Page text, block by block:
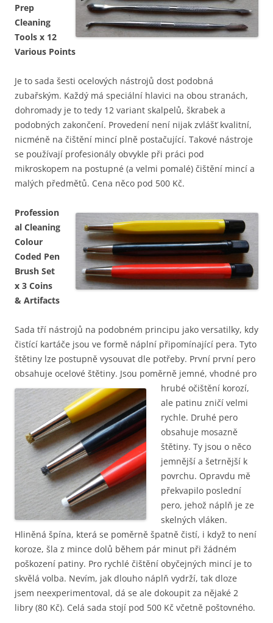
Prep
Cleaning
Tools x 12
Various Points
Je to sada šesti ocelových nástrojů dost podobná
zubařským. Každý má speciální hlavici na obou stranách,
dohromady je to tedy 12 variant skalpelů, škrabek a
podobných zakončení. Provedení není nijak zvlášť kvalitní,
nicméně na čištění mincí plně postačující. Takové nástroje
se používají profesionály obvykle při práci pod
mikroskopem na postupné (a velmi pomalé) čištění mincí a
malých předmětů. Cena něco pod 500 Kč.
Profession
al Cleaning
Colour
Coded Pen
Brush Set
x 3 Coins
& Artifacts
Sada tří nástrojů na podobném principu jako versatilky, kdy
čistící kartáče jsou ve formě náplní připomínající pera. Tyto
štětiny lze postupně vysouvat dle potřeby. První první pero
obsahuje ocelové štětiny. Jsou poměrně jemné, vhodné pro
hrubé očištění korozí,
ale patinu zničí velmi
rychle. Druhé pero
obsahuje mosazně
štětiny. Ty jsou o něco
jemnější a šetrnější k
povrchu. Opravdu mě
překvapilo poslední
pero, jehož náplň je ze
skelných vláken.
Hliněná špína, která se poměrně špatně čistí, i když to není
koroze, šla z mince dolů během pár minut při žádném
poškození patiny. Pro rychlé čištění obyčejných mincí je to
skvělá volba. Nevím, jak dlouho náplň vydrží, tak dloze
jsem neexperimentoval, dá se ale dokoupit za nějaké 2
libry (80 Kč). Celá sada stojí pod 500 Kč včetně poštovného.